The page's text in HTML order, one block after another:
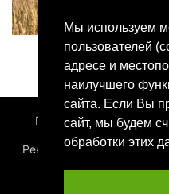
Почта О нас
Реклама на сайте
Мы используем
пользователей
адресе и
наилучшего
сайта. Если Вы
сайт, мы будем
обработки этих